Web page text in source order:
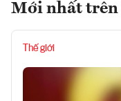
Mới nhất trên
Thế giới